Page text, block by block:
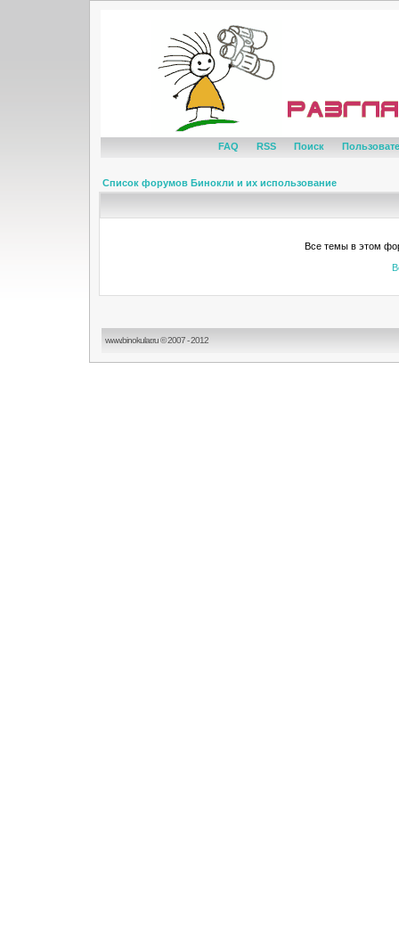
FAQ RSS Поиск
Список форумов Бинокли и их использование
Все темы в этом
www.binokular.ru © 2007 - 2012